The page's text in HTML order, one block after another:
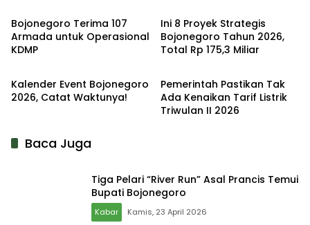
Bojonegoro Terima 107
Armada untuk Operasional
KDMP
Ini 8 Proyek Strategis
Bojonegoro Tahun 2026,
Total Rp 175,3 Miliar
Kabar
Kalender Event Bojonegoro
2026, Catat Waktunya!
Kabar
Pemerintah Pastikan Tak
Ada Kenaikan Tarif Listrik
Triwulan II 2026
Baca Juga
Tiga Pelari “River Run” Asal Prancis Temui
Bupati Bojonegoro
Kabar Kamis, 23 April 2026